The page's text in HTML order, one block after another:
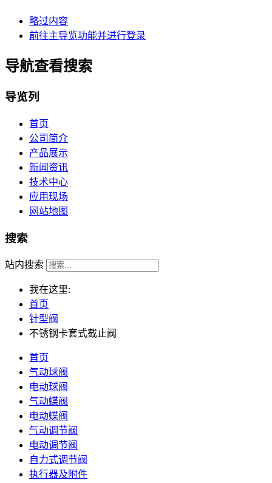
略过内容
前往主导览功能并进行登录
导航查看搜索
导览列
首页
公司简介
产品展示
新闻资讯
技术中心
应用现场
网站地图
搜索
站内搜索
我在这里:
首页
针型阀
不锈钢卡套式截止阀
首页
气动球阀
电动球阀
气动蝶阀
电动蝶阀
气动调节阀
电动调节阀
自力式调节阀
执行器及附件